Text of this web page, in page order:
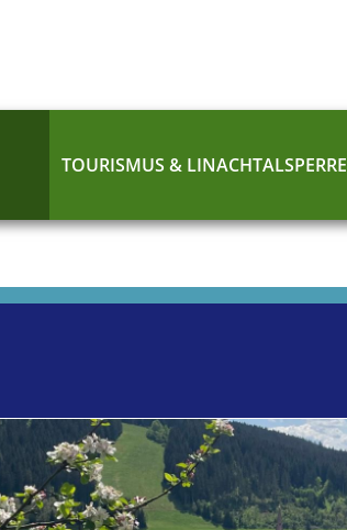
TOURISMUS & LINACHTALSPERRE